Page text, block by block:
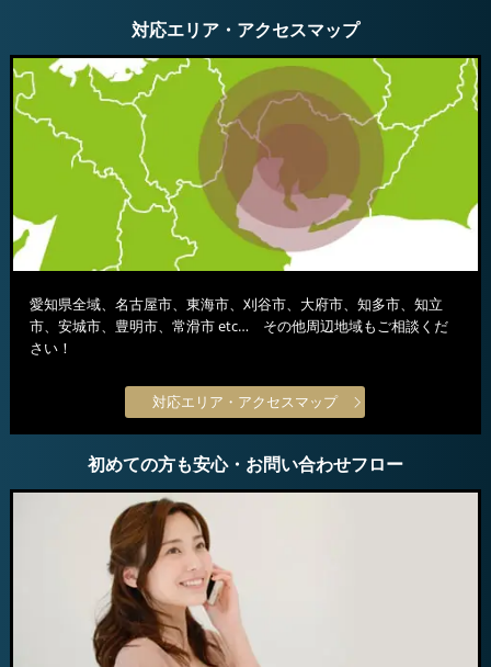
対応エリア・アクセスマップ
愛知県全域、名古屋市、東海市、刈谷市、大府市、知多市、知立
市、安城市、豊明市、常滑市 etc… その他周辺地域もご相談くだ
さい！
対応エリア・アクセスマップ
初めての方も安心・お問い合わせフロー